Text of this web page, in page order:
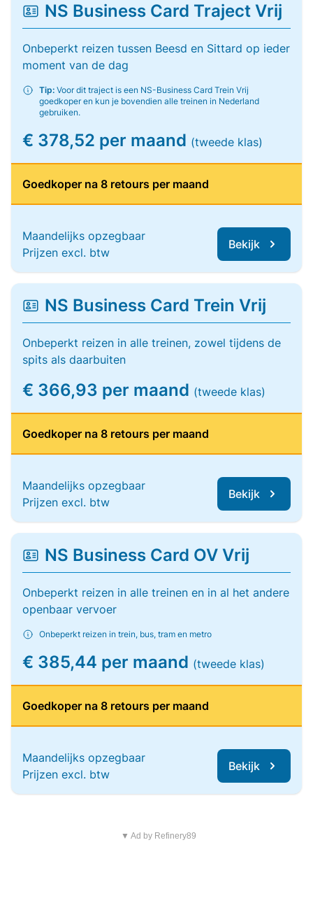
NS Business Card Traject Vrij
Onbeperkt reizen tussen Beesd en Sittard op ieder
moment van de dag
Tip: Voor dit traject is een NS-Business Card Trein Vrij
goedkoper en kun je bovendien alle treinen in Nederland
gebruiken.
€ 378,52 per maand (tweede klas)
Goedkoper na 8 retours per maand
Maandelijks opzegbaar
Prijzen excl. btw
Bekijk
NS Business Card Trein Vrij
Onbeperkt reizen in alle treinen, zowel tijdens de
spits als daarbuiten
€ 366,93 per maand (tweede klas)
Goedkoper na 8 retours per maand
Maandelijks opzegbaar
Prijzen excl. btw
Bekijk
NS Business Card OV Vrij
Onbeperkt reizen in alle treinen en in al het andere
openbaar vervoer
Onbeperkt reizen in trein, bus, tram en metro
€ 385,44 per maand (tweede klas)
Goedkoper na 8 retours per maand
Maandelijks opzegbaar
Prijzen excl. btw
Bekijk
▼ Ad by Refinery89